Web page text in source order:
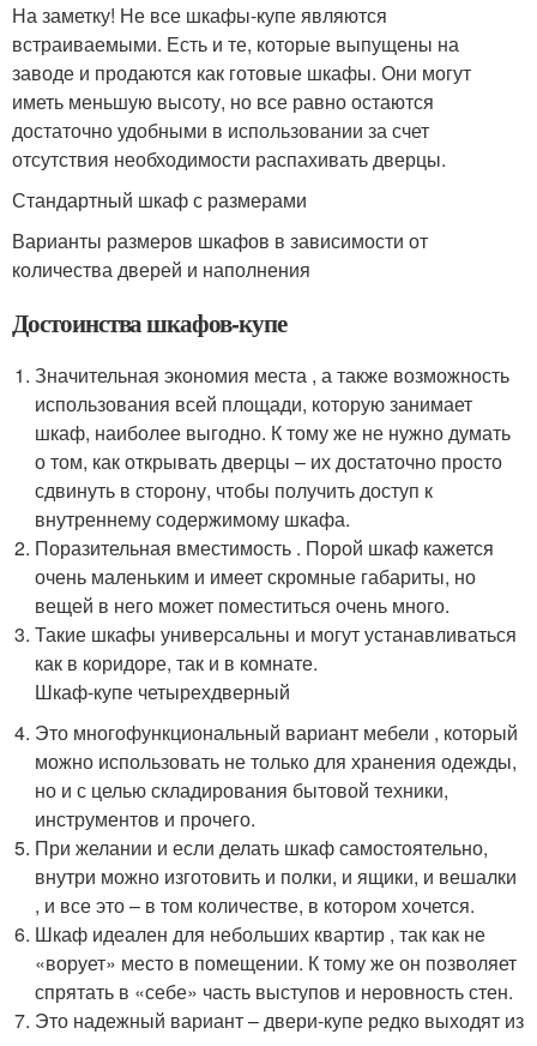
На заметку! Не все шкафы-купе являются
встраиваемыми. Есть и те, которые выпущены на
заводе и продаются как готовые шкафы. Они могут
иметь меньшую высоту, но все равно остаются
достаточно удобными в использовании за счет
отсутствия необходимости распахивать дверцы.
Стандартный шкаф с размерами
Варианты размеров шкафов в зависимости от
количества дверей и наполнения
Достоинства шкафов-купе
Значительная экономия места , а также возможность
использования всей площади, которую занимает
шкаф, наиболее выгодно. К тому же не нужно думать
о том, как открывать дверцы – их достаточно просто
сдвинуть в сторону, чтобы получить доступ к
внутреннему содержимому шкафа.
Поразительная вместимость . Порой шкаф кажется
очень маленьким и имеет скромные габариты, но
вещей в него может поместиться очень много.
Такие шкафы универсальны и могут устанавливаться
как в коридоре, так и в комнате.
Шкаф-купе четырехдверный
Это многофункциональный вариант мебели , который
можно использовать не только для хранения одежды,
но и с целью складирования бытовой техники,
инструментов и прочего.
При желании и если делать шкаф самостоятельно,
внутри можно изготовить и полки, и ящики, и вешалки
, и все это – в том количестве, в котором хочется.
Шкаф идеален для небольших квартир , так как не
«ворует» место в помещении. К тому же он позволяет
спрятать в «себе» часть выступов и неровность стен.
Это надежный вариант – двери-купе редко выходят из